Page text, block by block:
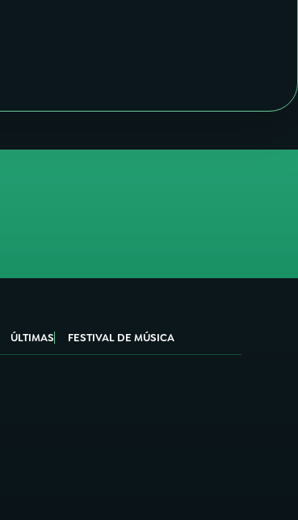
ÚLTIMAS FESTIVAL DE MÚSICA